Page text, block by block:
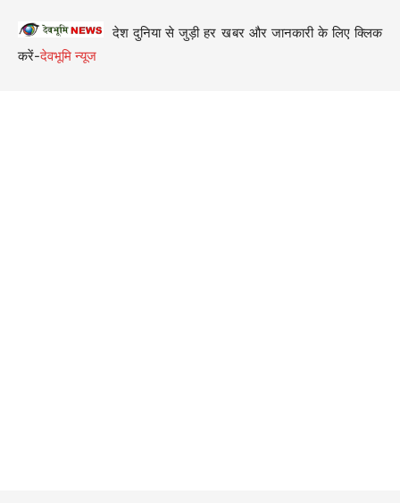
देश दुनिया से जुड़ी हर खबर और जानकारी के लिए क्लिक
करें-देवभूमि न्यूज